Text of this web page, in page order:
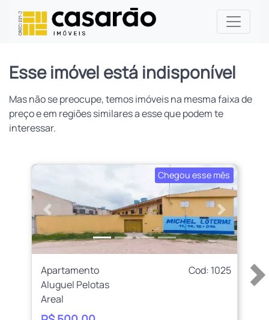
Esse imóvel está indisponível
Mas não se preocupe, temos imóveis na mesma faixa de
preço e em regiões similares a esse que podem te
interessar.
Chegou esse mês
Anterior Próximo
Apartamento
Cod: 1025
Aluguel Pelotas
Areal